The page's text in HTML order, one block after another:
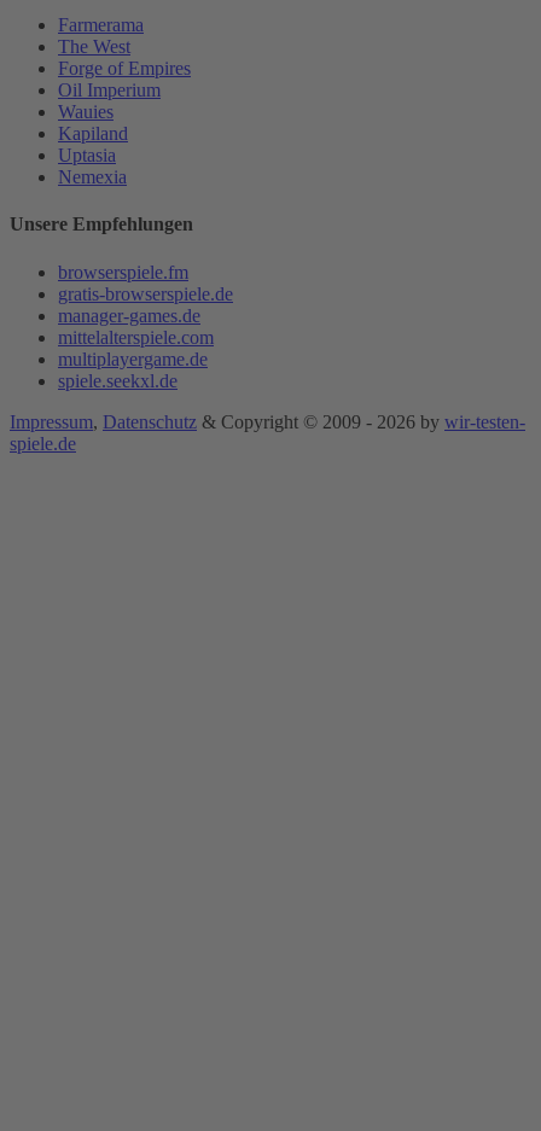
Farmerama
The West
Forge of Empires
Oil Imperium
Wauies
Kapiland
Uptasia
Nemexia
Unsere Empfehlungen
browserspiele.fm
gratis-browserspiele.de
manager-games.de
mittelalterspiele.com
multiplayergame.de
spiele.seekxl.de
Impressum, Datenschutz & Copyright © 2009 - 2026 by wir-testen-
spiele.de